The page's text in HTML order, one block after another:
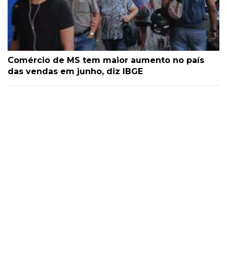
Comércio de MS tem maior aumento no país
das vendas em junho, diz IBGE